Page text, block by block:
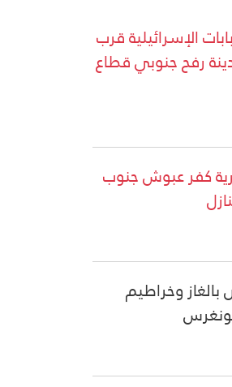
الإسرائيلية قرب
رفح جنوبي قطاع
كفر عبوش جنوب
وخراطيم